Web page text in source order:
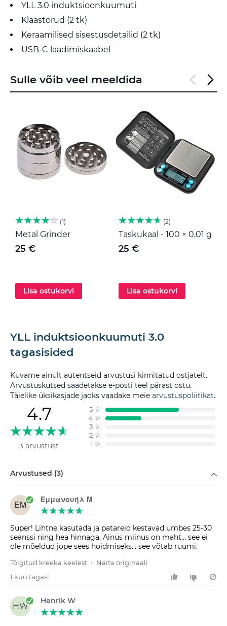
YLL 3.0 induktsioonkuumuti
Klaastorud (2 tk)
Keraamilised sisestusdetailid (2 tk)
USB-C laadimiskaabel
Sulle võib veel meeldida
1
Metal Grinder
25 €
Lisa ostukorvi
2
Taskukaal - 100 × 0,01 g
25 €
Lisa ostukorvi
YLL induktsioonkuumuti 3.0
tagasisided
Kuvame ainult autentseid arvustusi kinnitatud ostjatelt.
Arvustuskutsed saadetakse e-posti teel pärast ostu.
Täielike üksikasjade jaoks vaadake meie arvustuspoliitikat.
4.7
3 arvustust
5 ☆
4 ☆
3 ☆
2 ☆
1 ☆
Arvustused (3)
ΕΜ
Εμμανουήλ Μ
Super! Lihtne kasutada ja patareid kestavad umbes 25-30
seanssi ning hea hinnaga. Ainus miinus on maht... see ei
ole mõeldud jope sees hoidmiseks... see võtab ruumi.
Tõlgitud kreeka keelest • Näita originaali
1 kuu tagasi
HW
Henrik W